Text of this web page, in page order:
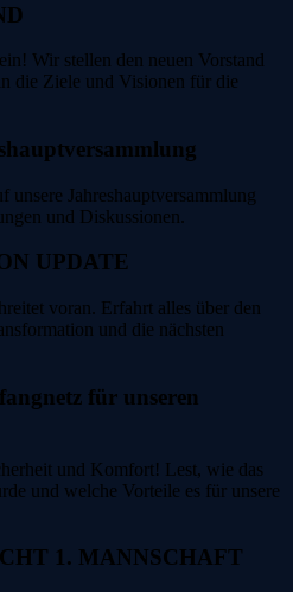
Wir stellen den neuen Vorstand
die Ziele und Visionen für die
Jahreshauptversammlung
und Diskussionen.
UPDATE
voran. Erfahrt alles über den
und die nächsten
für unseren
und Komfort! Lest, wie das
und welche Vorteile es für unsere
1. MANNSCHAFT